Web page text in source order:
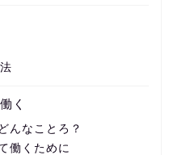
く
んなことろ？
働くために